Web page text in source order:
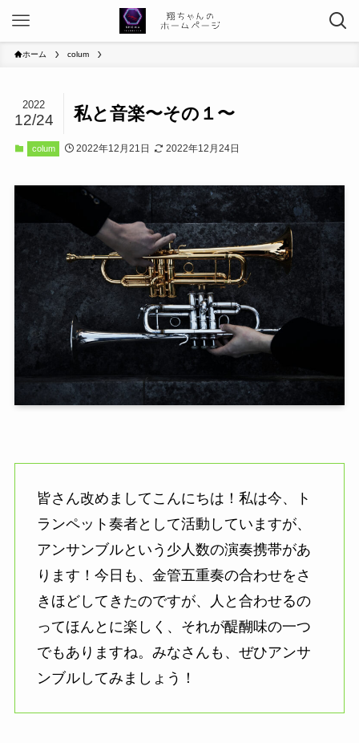
ホーム colum
私と音楽〜その１〜
2022
12/24
colum 2022年12月21日 2022年12月24日
皆さん改めましてこんにちは！私は今、ト
ランペット奏者として活動していますが、
アンサンブルという少人数の演奏携帯があ
ります！今日も、金管五重奏の合わせをさ
きほどしてきたのですが、人と合わせるの
ってほんとに楽しく、それが醍醐味の一つ
でもありますね。みなさんも、ぜひアンサ
ンブルしてみましょう！